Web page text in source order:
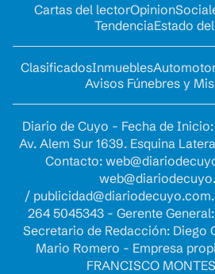
Cartas del lectorOpinion
TendenciaEstado
ClasificadosInmuebles
Avisos Fúnebres y
Diario de Cuyo - Fecha de
Av. Alem Sur 1639. Esquina
Contacto:
/
264 5045343 - Gerente
Secretario de Redacción: Diego
Mario Romero - Empresa
FRANCISCO